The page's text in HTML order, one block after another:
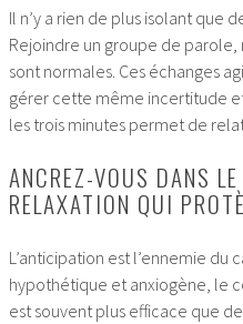
Il n’y a rien de plus isolant que
Rejoindre un groupe de
sont normales. Ces échanges
gérer cette même incertitude
les trois minutes permet de
ANCREZ-VOUS DANS
RELAXATION QUI
L’anticipation est l’ennemie
hypothétique et anxiogène, le
est souvent plus efficace que